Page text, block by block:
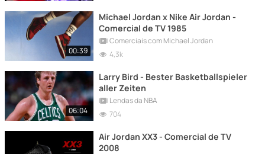
00:39
Michael Jordan x Nike Air Jordan -
Comercial de TV 1985
Comerciais com Michael Jordan
4,3k
06:04
Larry Bird - Bester Basketballspieler
aller Zeiten
Lendas da NBA
704
Air Jordan XX3 - Comercial de TV
2008